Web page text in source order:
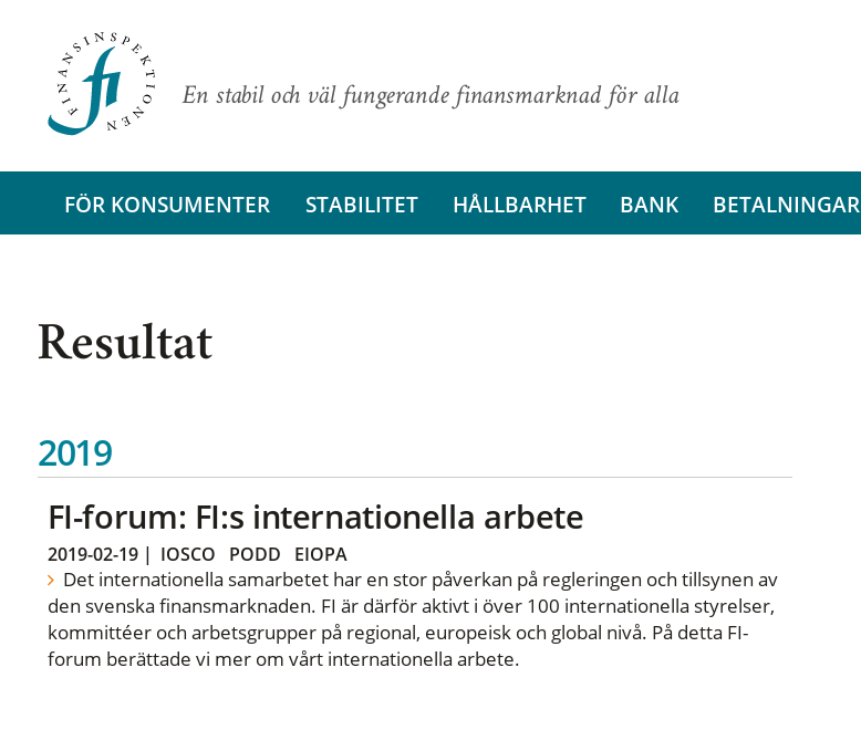
En stabil och väl fungerande finansmarknad för alla
FÖR KONSUMENTER STABILITET HÅLLBARHET BANK BETALNINGAR
Resultat
2019
FI-forum: FI:s internationella arbete
2019-02-19| IOSCO PODD EIOPA
Det internationella samarbetet har en stor påverkan på regleringen och tillsynen av
den svenska finansmarknaden. FI är därför aktivt i över 100 internationella styrelser,
kommittéer och arbetsgrupper på regional, europeisk och global nivå. På detta FI-
forum berättade vi mer om vårt internationella arbete.